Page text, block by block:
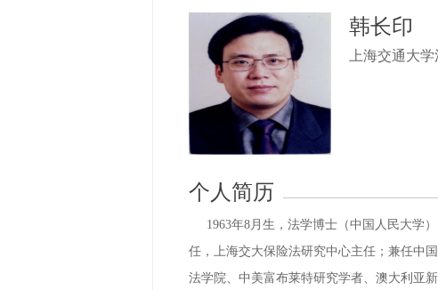
韩长印
上海交通大
个人简历
1963年8月生，法学博士（中国人民大学
任，上海交大保险法研究中心主任；兼任中
法学院、中美富布莱特研究学者、澳大利亚